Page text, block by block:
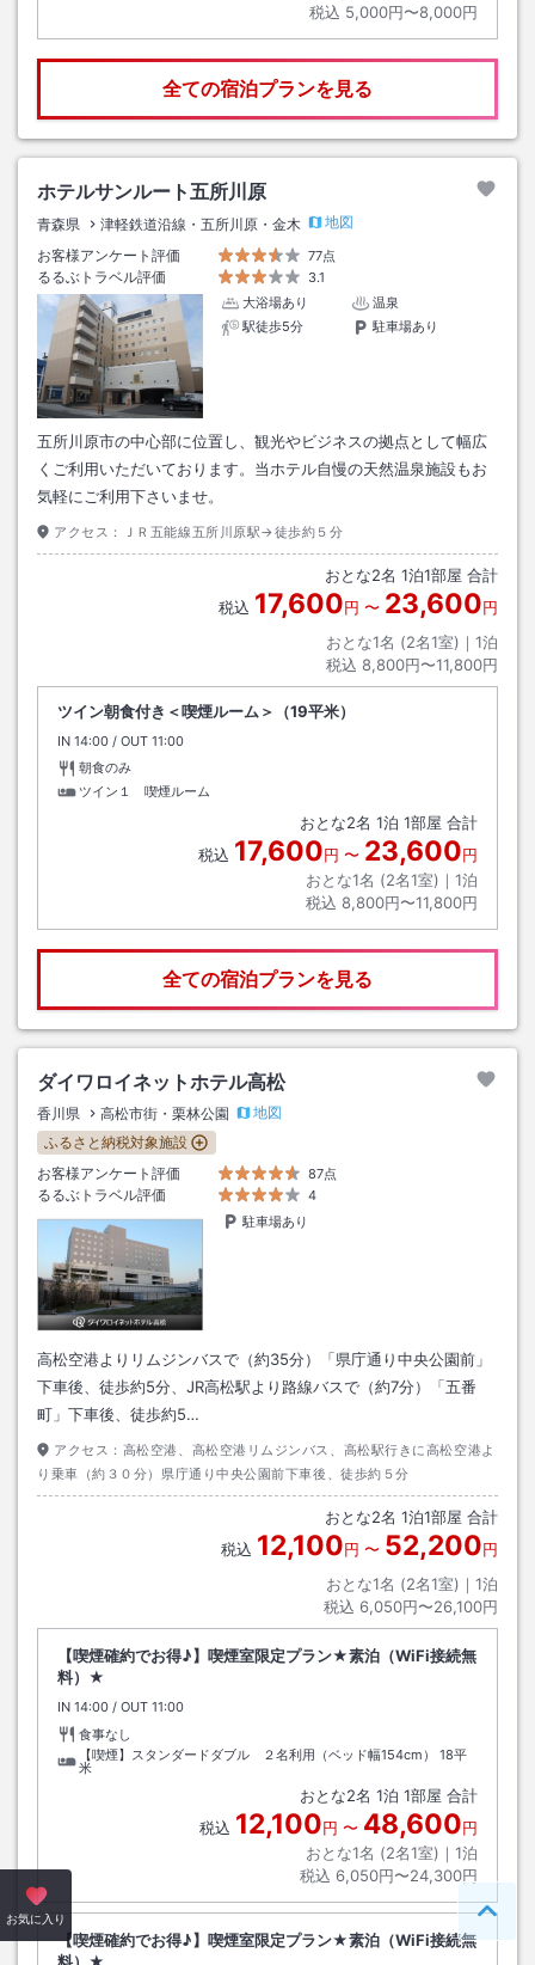
税込 5,000円〜8,000円
全ての宿泊プランを見る
ホテルサンルート五所川原
青森県 津軽鉄道沿線・五所川原・金木
地図
お客様アンケート評価
77点
るるぶトラベル評価
3.1
大浴場あり
温泉
駅徒歩5分
駐車場あり
五所川原市の中心部に位置し、観光やビジネスの拠点として幅広
くご利用いただいております。当ホテル自慢の天然温泉施設もお
気軽にご利用下さいませ。
アクセス： ＪＲ五能線五所川原駅→徒歩約５分
おとな2名 1泊1部屋 合計
税込 17,600円 〜 23,600円
おとな1名 (2名1室)｜ 1泊
税込 8,800円〜11,800円
ツイン朝食付き＜喫煙ルーム＞（19平米）
IN チェックイン
14:00 / OUT チェックアウト
11:00
朝食のみ
ツイン１ 喫煙ルーム
おとな2名 1泊 1部屋 合計
税込 17,600円 〜 23,600円
おとな1名 (2名1室)｜ 1泊
税込 8,800円〜11,800円
全ての宿泊プランを見る
ダイワロイネットホテル高松
香川県 高松市街・栗林公園
地図
ふるさと納税対象施設
お客様アンケート評価
87点
るるぶトラベル評価
4
駐車場あり
高松空港よりリムジンバスで（約35分）「県庁通り中央公園前」
下車後、徒歩約5分、JR高松駅より路線バスで（約7分）「五番
町」下車後、徒歩約5…
アクセス： 高松空港、高松空港リムジンバス、高松駅行きに高松空港よ
り乗車（約３０分）県庁通り中央公園前下車後、徒歩約５分
おとな2名 1泊1部屋 合計
税込 12,100円 〜 52,200円
おとな1名 (2名1室)｜ 1泊
税込 6,050円〜26,100円
【喫煙確約でお得♪】喫煙室限定プラン★素泊（WiFi接続無
料）★
IN チェックイン
14:00 / OUT チェックアウト
11:00
食事なし
【喫煙】スタンダードダブル ２名利用（ベッド幅154cm）
18平
米
おとな2名 1泊 1部屋 合計
税込 12,100円 〜 48,600円
おとな1名 (2名1室)｜ 1泊
税込 6,050円〜24,300円
【喫煙確約でお得♪】喫煙室限定プラン★素泊（WiFi接続無
お気に入り ペー